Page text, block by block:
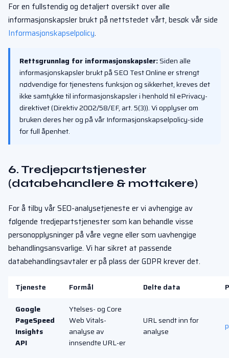
For en fullstendig og detaljert oversikt over alle
informasjonskapsler brukt på nettstedet vårt, besøk vår side
Informasjonskapselpolicy.
Rettsgrunnlag for informasjonskapsler:Siden alle
informasjonskapsler brukt på SEO Test Online er strengt
nødvendige for tjenestens funksjon og sikkerhet, kreves det
ikke samtykke til informasjonskapsler i henhold til ePrivacy-
direktivet (Direktiv 2002/58/EF, art. 5(3)). Vi opplyser om
bruken deres her og på vår Informasjonskapselpolicy-side
for full åpenhet.
6. Tredjepartstjenester
(databehandlere & mottakere)
For å tilby vår SEO-analysetjeneste er vi avhengige av
følgende tredjepartstjenester som kan behandle visse
personopplysninger på våre vegne eller som uavhengige
behandlingsansvarlige. Vi har sikret at passende
databehandlingsavtaler er på plass der GDPR krever det.
Tjeneste Formål Delte data
Google
PageSpeed
Insights
API
Ytelses- og Core
Web Vitals-
analyse av
innsendte URL-er
URL sendt inn for
analyse